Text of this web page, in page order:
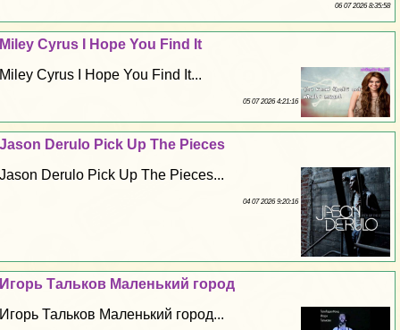
06 07 2026 8:35:58
Miley Cyrus I Hope You Find It
Miley Cyrus I Hope You Find It...
05 07 2026 4:21:16
Jason Derulo Pick Up The Pieces
Jason Derulo Pick Up The Pieces...
04 07 2026 9:20:16
Игорь Тальков Маленький город
Игорь Тальков Маленький город...